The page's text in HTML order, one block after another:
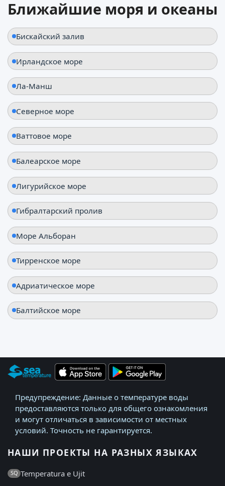
Эрки
Франция
Ближайшие моря и океаны
Бискайский залив
Ирландское море
Ла-Манш
Северное море
Ваттовое море
Балеарское море
Лигурийское море
Гибралтарский пролив
Море Альборан
Тирренское море
Адриатическое море
Балтийское море
Предупреждение: Данные о температуре воды
предоставляются только для общего ознакомления
и могут отличаться в зависимости от местных
условий. Точность не гарантируется.
НАШИ ПРОЕКТЫ НА РАЗНЫХ ЯЗЫКАХ
SQ Temperatura e Ujit